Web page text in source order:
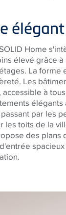
élégant
Home
élevé grâce
La forme
Les
à
par les
les toits de la
des plans